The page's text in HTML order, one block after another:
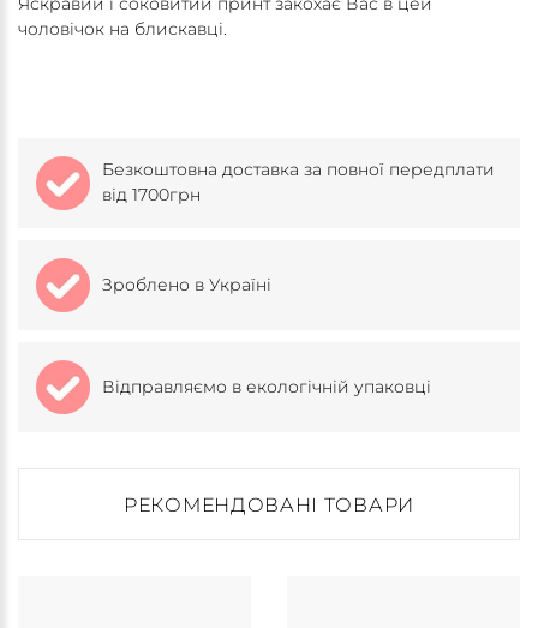
чоловічок на блискавці.
Безкоштовна доставка за повної передплати
від 1700грн
Зроблено в Україні
Відправляємо в екологічній упаковці
РЕКОМЕНДОВАНІ ТОВАРИ